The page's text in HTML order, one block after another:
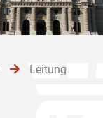
Leitung